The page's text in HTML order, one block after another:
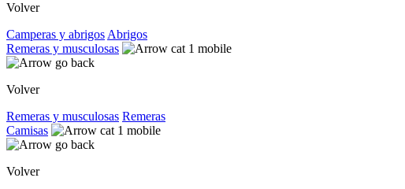
Volver
Camperas y abrigos Abrigos
Remeras y musculosas
Volver
Remeras y musculosas Remeras
Camisas
Volver